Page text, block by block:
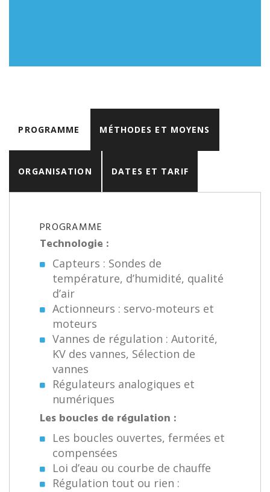
PROGRAMME MÉTHODES ET MOYENS
ORGANISATION DATES ET TARIF
PROGRAMME
Technologie :
Capteurs : Sondes de
température, d’humidité, qualité
d’air
Actionneurs : servo-moteurs et
moteurs
Vannes de régulation : Autorité,
KV des vannes, Sélection de
vannes
Régulateurs analogiques et
numériques
Les boucles de régulation :
Les boucles ouvertes, fermées et
compensées
Loi d’eau ou courbe de chauffe
Régulation tout ou rien :